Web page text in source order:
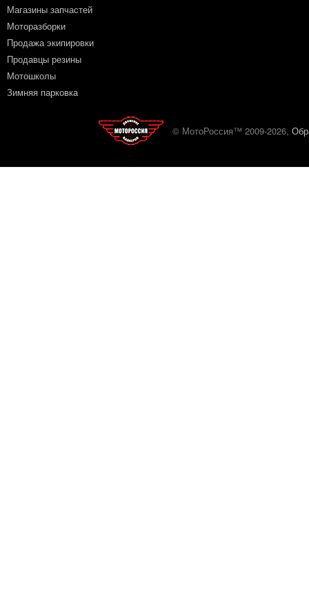
Магазины запчастей
Моторазборки
Продажа экипировки
Продавцы резины
Мотошколы
Зимняя парковка
© МотоРоссия™ 2009-2026,